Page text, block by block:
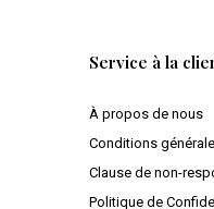
Service à la
À propos de nous
Conditions
Clause de non-
Politique de